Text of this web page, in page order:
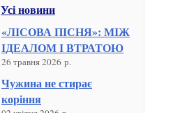
Усі новини
«ЛІСОВА ПІСНЯ»: МІЖ
ІДЕАЛОМ І ВТРАТОЮ
26 травня 2026 р.
Чужина не стирає
коріння